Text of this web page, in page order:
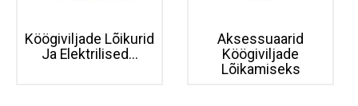
Köögiviljade Lõikurid
Ja Elektrilised...
Aksessuaarid
Köögiviljade
Lõikamiseks